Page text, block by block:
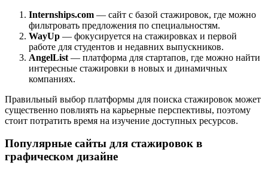
Internships.com — сайт с базой стажировок, где можно
фильтровать предложения по специальностям.
WayUp — фокусируется на стажировках и первой
работе для студентов и недавних выпускников.
AngelList — платформа для стартапов, где можно найти
интересные стажировки в новых и динамичных
компаниях.
Правильный выбор платформы для поиска стажировок может
существенно повлиять на карьерные перспективы, поэтому
стоит потратить время на изучение доступных ресурсов.
Популярные сайты для стажировок в
графическом дизайне